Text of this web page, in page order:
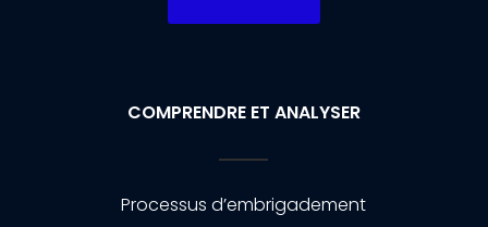
COMPRENDRE ET ANALYSER
Processus d’embrigadement